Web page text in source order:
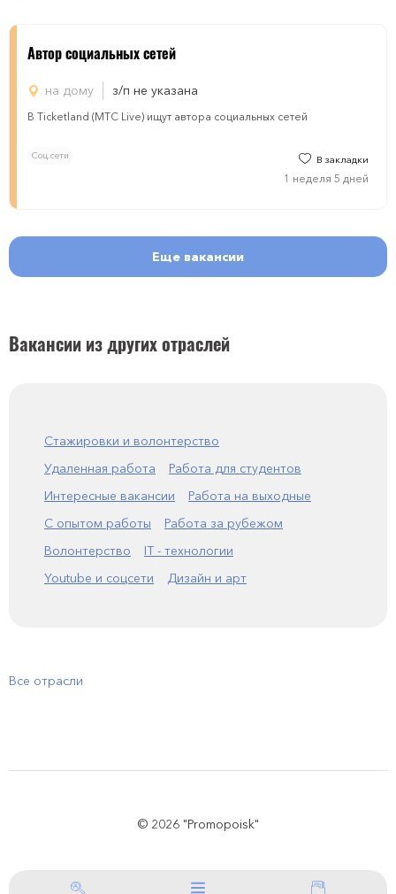
Автор социальных сетей
на дому з/п не указана
В Ticketland (МТС Live) ищут автора социальных сетей
Соц.сети В закладки
1 неделя 5 дней
Еще вакансии
Вакансии из других отраслей
Стажировки и волонтерство
Удаленная работа
Работа для студентов
Интересные вакансии
Работа на выходные
С опытом работы
Работа за рубежом
Волонтерство
IT - технологии
Youtube и соцсети
Дизайн и арт
Все отрасли
© 2026 "Promopoisk"